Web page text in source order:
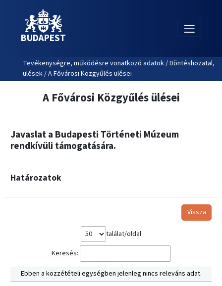
BUDAPEST
Tevékenységre, működésre vonatkozó adatok / Döntéshozatal,
ülések / A Fővárosi Közgyűlés ülései
A Fővárosi Közgyűlés ülései
Javaslat a Budapesti Történeti Múzeum
rendkívüli támogatására.
Határozatok
Vissza
találat/oldal
Keresés:
Ebben a közzétételi egységben jelenleg nincs releváns adat.